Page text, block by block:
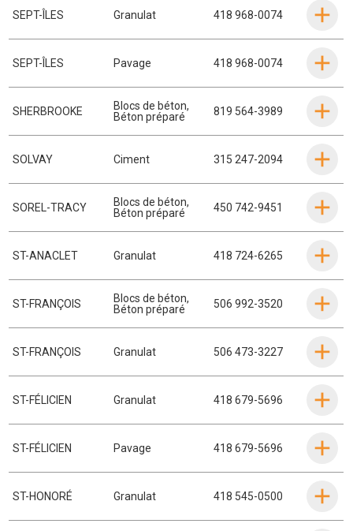
SEPT-ÎLES Granulat 418 968-0074
SEPT-ÎLES Pavage 418 968-0074
SHERBROOKE Blocs de béton,
Béton préparé
819 564-3989
SOLVAY Ciment 315 247-2094
SOREL-TRACY Blocs de béton,
Béton préparé
450 742-9451
ST-ANACLET Granulat 418 724-6265
ST-FRANÇOIS Blocs de béton,
Béton préparé
506 992-3520
ST-FRANÇOIS Granulat 506 473-3227
ST-FÉLICIEN Granulat 418 679-5696
ST-FÉLICIEN Pavage 418 679-5696
ST-HONORÉ Granulat 418 545-0500